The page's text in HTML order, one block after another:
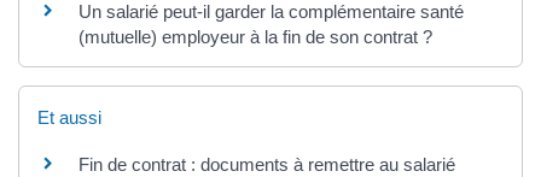
Un salarié peut-il garder la complémentaire santé
(mutuelle) employeur à la fin de son contrat ?
Et aussi
Fin de contrat : documents à remettre au salarié